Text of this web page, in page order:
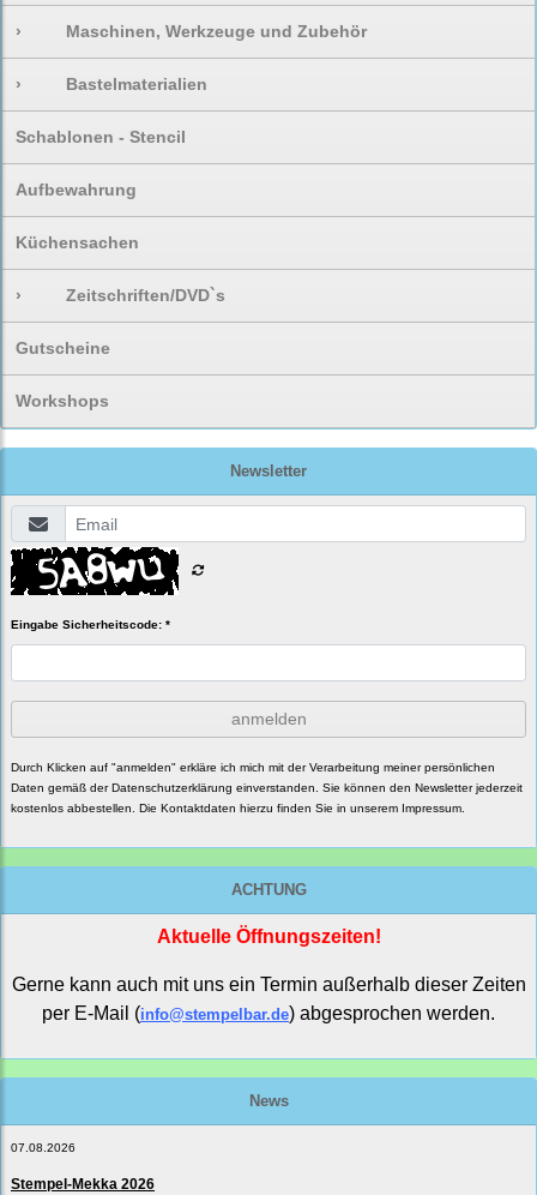
› Maschinen, Werkzeuge und Zubehör
› Bastelmaterialien
Schablonen - Stencil
Aufbewahrung
Küchensachen
› Zeitschriften/DVD`s
Gutscheine
Workshops
Newsletter
Eingabe Sicherheitscode: *
anmelden
Durch Klicken auf "anmelden" erkläre ich mich mit der Verarbeitung meiner persönlichen
Daten gemäß derDatenschutzerklärung einverstanden. Sie können den Newsletter jederzeit
kostenlos abbestellen. Die Kontaktdaten hierzu finden Sie in unserem Impressum.
ACHTUNG
Aktuelle Öffnungszeiten!
Gerne kann auch mit uns ein Termin außerhalb dieser Zeiten
per E-Mail (info@stempelbar.de) abgesprochen werden.
News
07.08.2026
Stempel-Mekka 2026